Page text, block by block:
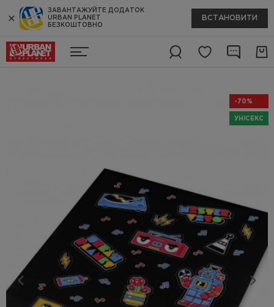
ЗАВАНТАЖУЙТЕ ДОДАТОК
URBAN PLANET
БЕЗКОШТОВНО
ВСТАНОВИТИ
-70%
УНІСЕКС